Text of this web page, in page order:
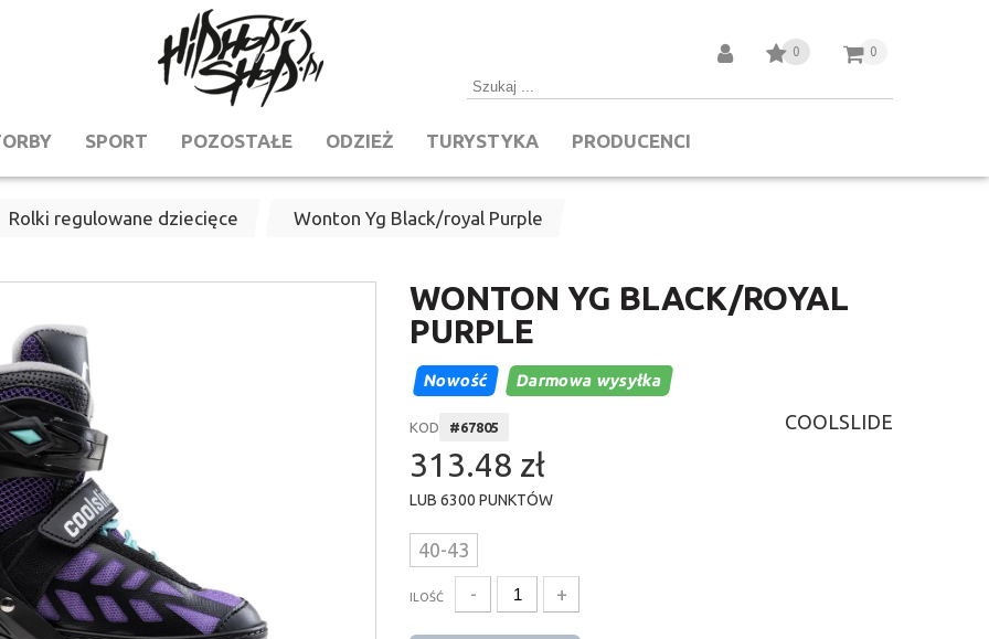
0
0
SPORT POZOSTAŁE ODZIEŻ TURYSTYKA PRODUCENCI
Rolki regulowane dziecięce Wonton Yg Black/royal Purple
WONTON YG BLACK/ROYAL
PURPLE
Nowość Darmowa wysyłka
KOD #67805 COOLSLIDE
313.48 zł
LUB 6300 PUNKTÓW
40-43
ILOŚĆ - +